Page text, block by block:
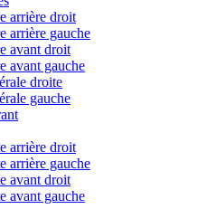
arrière droit
arrière gauche
avant droit
avant gauche
droite
gauche
arrière droit
arrière gauche
avant droit
avant gauche